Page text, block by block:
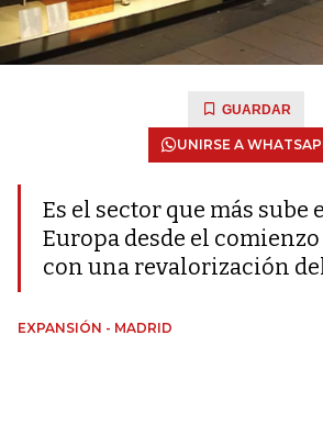
GUARDAR
UNIRSE A
Es el sector que más sube
Europa desde el
con una revalorización del
EXPANSIÓN - MADRID